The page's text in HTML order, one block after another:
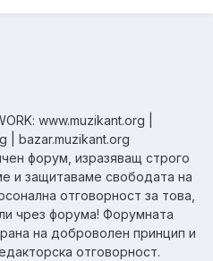
www.muzikant.org |
| bazar.muzikant.org
форум, изразяващ строго
и защитаваме свободата на
отговорност за това,
чрез форума! Форумната
на доброволен принцип и
отговорност.